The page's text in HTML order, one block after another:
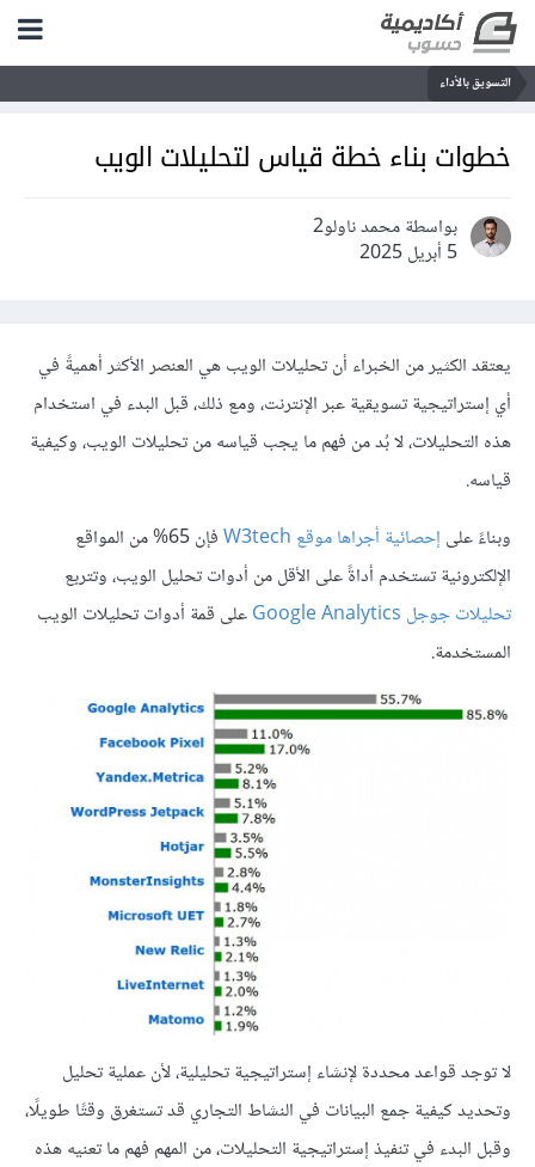
التسويق بالأداء
خطوات بناء خطة قياس لتحليلات الويب
بواسطة محمد ناولو2
5 أبريل 2025
يعتقد الكثير من الخبراء أن تحليلات الويب هي العنصر الأكثر أهميةً في
أي إستراتيجية تسويقية عبر الإنترنت، ومع ذلك، قبل البدء في استخدام
هذه التحليلات، لا بُد من فهم ما يجب قياسه من تحليلات الويب، وكيفية
قياسه.
وبناءً على إحصائية أجراها موقع W3tech
فإن 65% من المواقع
الإلكترونية تستخدم أداةً على الأقل من أدوات تحليل الويب، وتتربع
تحليلات جوجل Google Analytics
على قمة أدوات تحليلات الويب
المستخدمة.
لا توجد قواعد محددة لإنشاء إستراتيجية تحليلية، لأن عملية تحليل
وتحديد كيفية جمع البيانات في النشاط التجاري قد تستغرق وقتًا طويلًا،
وقبل البدء في تنفيذ إستراتيجية التحليلات، من المهم فهم ما تعنيه هذه